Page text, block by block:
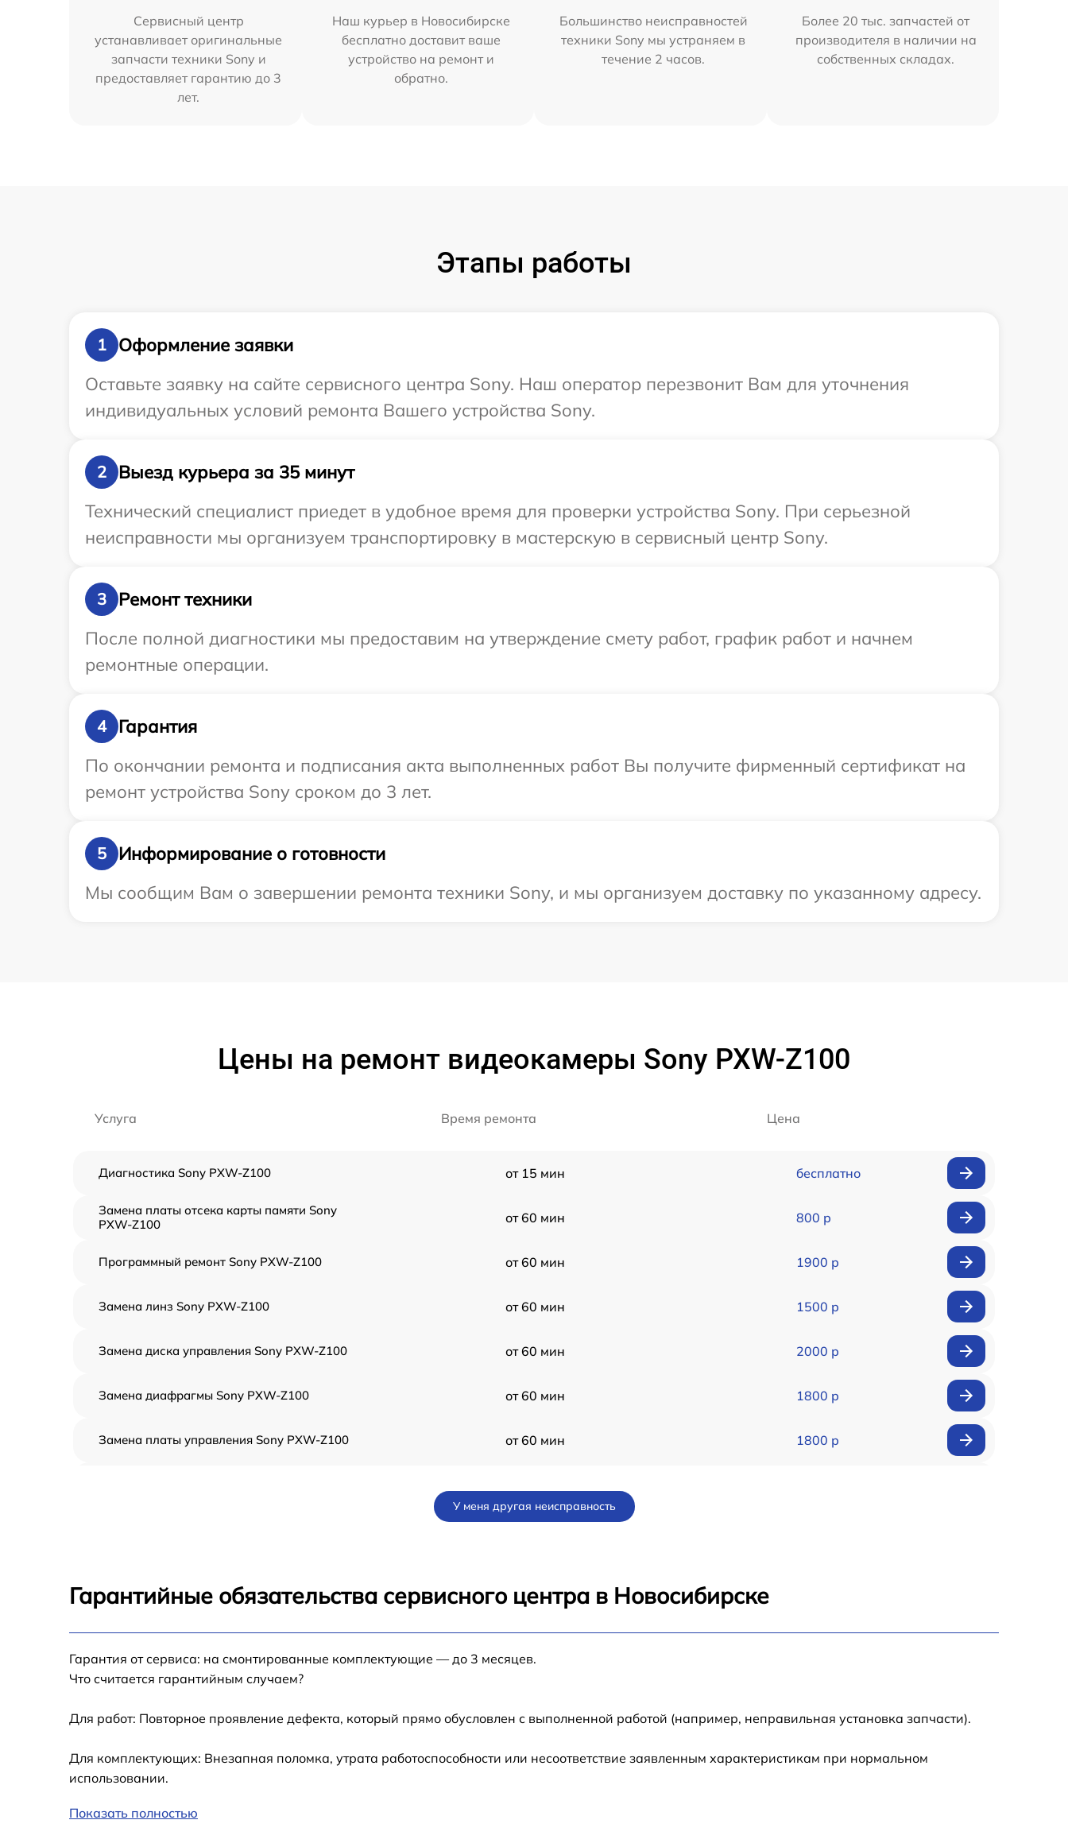
Сервисный центр
устанавливает оригинальные
запчасти техники Sony и
предоставляет гарантию до 3
лет.
Наш курьер в Новосибирске
бесплатно доставит ваше
устройство на ремонт и
обратно.
Большинство неисправностей
техники Sony мы устраняем в
течение 2 часов.
Более 20 тыс. запчастей от
производителя в наличии на
собственных складах.
Этапы работы
1
Оформление заявки
Оставьте заявку на сайте сервисного центра Sony. Наш оператор перезвонит Вам для уточнения
индивидуальных условий ремонта Вашего устройства Sony.
2
Выезд курьера за 35 минут
Технический специалист приедет в удобное время для проверки устройства Sony. При серьезной
неисправности мы организуем транспортировку в мастерскую в сервисный центр Sony.
3
Ремонт техники
После полной диагностики мы предоставим на утверждение смету работ, график работ и начнем
ремонтные операции.
4
Гарантия
По окончании ремонта и подписания акта выполненных работ Вы получите фирменный сертификат на
ремонт устройства Sony сроком до 3 лет.
5
Информирование о готовности
Мы сообщим Вам о завершении ремонта техники Sony, и мы организуем доставку по указанному адресу.
Цены на ремонт видеокамеры Sony PXW-Z100
Услуга Время ремонта Цена
Диагностика Sony PXW-Z100 от 15 мин бесплатно
Замена платы отсека карты памяти Sony
PXW-Z100
от 60 мин 800 р
Программный ремонт Sony PXW-Z100 от 60 мин 1900 р
Замена линз Sony PXW-Z100 от 60 мин 1500 р
Замена диска управления Sony PXW-Z100 от 60 мин 2000 р
Замена диафрагмы Sony PXW-Z100 от 60 мин 1800 р
Замена платы управления Sony PXW-Z100 от 60 мин 1800 р
Замена кнопки включения Sony PXW-Z100 от 60 мин
Z100
У меня другая неисправность
Гарантийные обязательства сервисного центра в Новосибирске
Гарантия от сервиса: на смонтированные комплектующие — до 3 месяцев.
Что считается гарантийным случаем?
Для работ: Повторное проявление дефекта, который прямо обусловлен с выполненной работой (например, неправильная установка запчасти).
Для комплектующих: Внезапная поломка, утрата работоспособности или несоответствие заявленным характеристикам при нормальном
использовании.
Показать полностью